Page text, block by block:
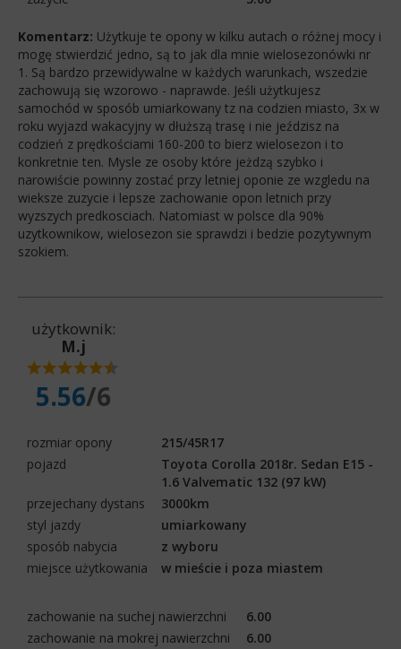
Komentarz: Użytkuje te opony w kilku autach o różnej mocy i
mogę stwierdzić jedno, są to jak dla mnie wielosezonówki nr
1. Są bardzo przewidywalne w każdych warunkach, wszedzie
zachowują się wzorowo - naprawde. Jeśli użytkujesz
samochód w sposób umiarkowany tz na codzien miasto, 3x w
roku wyjazd wakacyjny w dłuższą trasę i nie jeździsz na
codzień z prędkościami 160-200 to bierz wielosezon i to
konkretnie ten. Mysle ze osoby które jeżdzą szybko i
narowiście powinny zostać przy letniej oponie ze wzgledu na
wieksze zuzycie i lepsze zachowanie opon letnich przy
wyzszych predkosciach. Natomiast w polsce dla 90%
uzytkownikow, wielosezon sie sprawdzi i bedzie pozytywnym
szokiem.
użytkownik:
M.j
5.56/6
rozmiar opony
215/45R17
pojazd
Toyota Corolla 2018r. Sedan E15 -
1.6 Valvematic 132 (97 kW)
przejechany dystans
3000km
styl jazdy
umiarkowany
sposób nabycia
z wyboru
miejsce użytkowania
w mieście i poza miastem
zachowanie na suchej nawierzchni
6.00
zachowanie na mokrej nawierzchni
6.00